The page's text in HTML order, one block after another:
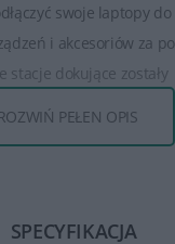
swoje laptopy
i akcesoriów za
stacje dokujące zostały
ROZWIŃ PEŁEN OPIS
SPECYFIKACJA